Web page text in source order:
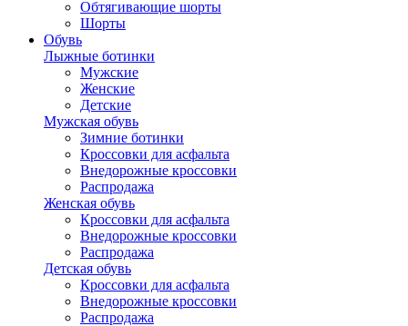
Обтягивающие шорты
Шорты
Обувь
Лыжные ботинки
Мужские
Женские
Детские
Мужская обувь
Зимние ботинки
Кроссовки для асфальта
Внедорожные кроссовки
Распродажа
Женская обувь
Кроссовки для асфальта
Внедорожные кроссовки
Распродажа
Детская обувь
Кроссовки для асфальта
Внедорожные кроссовки
Распродажа